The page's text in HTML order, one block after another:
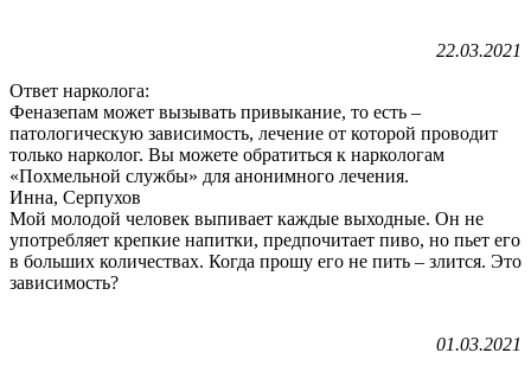
22.03.2021
Ответ нарколога:
Феназепам может вызывать привыкание, то есть –
патологическую зависимость, лечение от которой проводит
только нарколог. Вы можете обратиться к наркологам
«Похмельной службы» для анонимного лечения.
Инна, Серпухов
Мой молодой человек выпивает каждые выходные. Он не
употребляет крепкие напитки, предпочитает пиво, но пьет его
в больших количествах. Когда прошу его не пить – злится. Это
зависимость?
01.03.2021